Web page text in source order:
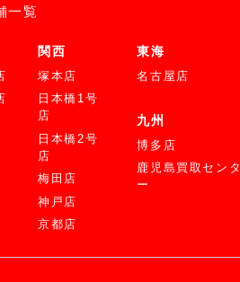
一覧
関西
塚本店
日本橋1号
店
日本橋2号
店
梅田店
神戸店
京都店
東海
名古屋店
九州
博多店
鹿児島買取センタ
ー